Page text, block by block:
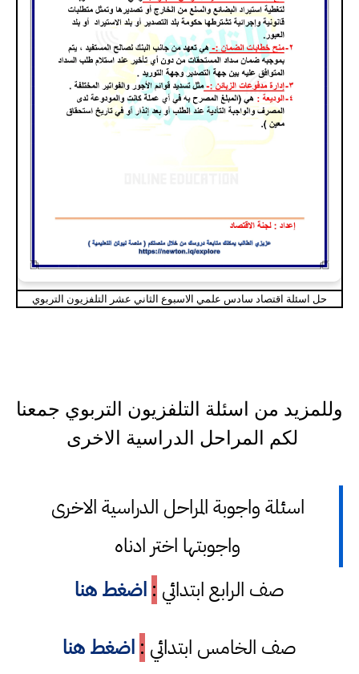
حل اسئلة اقتصاد سادس علمي الاسبوع الثاني عشر التلفزيون التربوي
وللمزيد من اسئلة التلفزيون التربوي جمعنا
لكم المراحل الدراسية الاخرى
اسئلة واجوبة المراحل الدراسية الاخرى
واجوبتها اختر ادناه
صف الرابع ابتدائي : اضغط هنا
صف الخامس ابتدائي : اضغط هنا